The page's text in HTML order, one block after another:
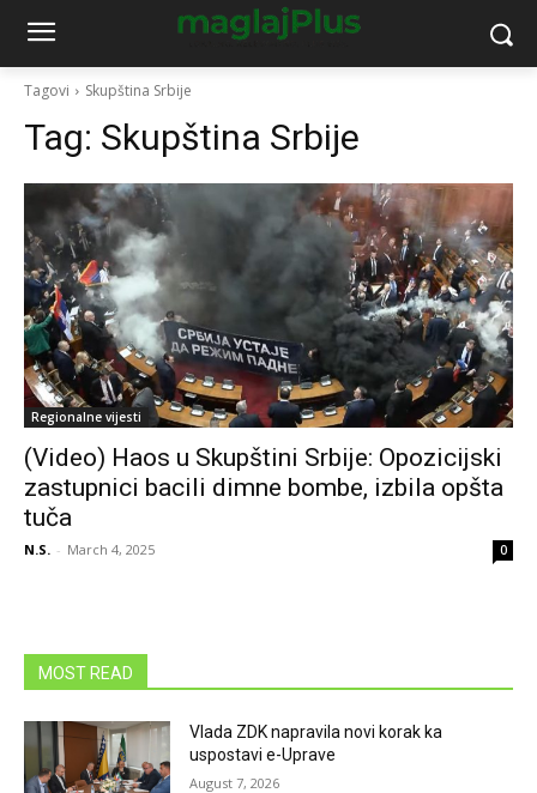
Tagovi Skupština Srbije
Tag: Skupština Srbije
Regionalne vijesti
(Video) Haos u Skupštini Srbije: Opozicijski
zastupnici bacili dimne bombe, izbila opšta
tuča
N.S. - March 4, 2025 0
MOST READ
Vlada ZDK napravila novi korak ka
uspostavi e-Uprave
August 7, 2026